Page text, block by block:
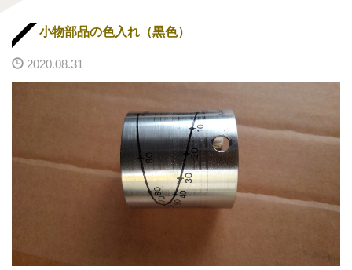
部品加工受託製造販売
工場メンテナンス・修理工事
中古機械買取販売
セミナー・展示会
採用情報
小物部品の色入れ（黒色）
2020.08.31